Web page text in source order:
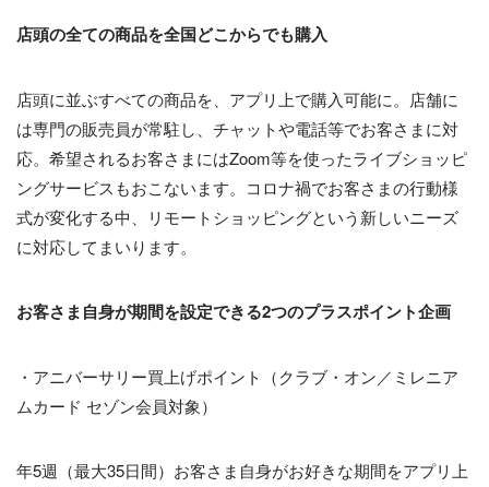
店頭の全ての商品を全国どこからでも購入
店頭に並ぶすべての商品を、アプリ上で購入可能に。店舗に
は専門の販売員が常駐し、チャットや電話等でお客さまに対
応。希望されるお客さまにはZoom等を使ったライブショッピ
ングサービスもおこないます。コロナ禍でお客さまの行動様
式が変化する中、リモートショッピングという新しいニーズ
に対応してまいります。
お客さま自身が期間を設定できる2つのプラスポイント企画
・アニバーサリー買上げポイント（クラブ・オン／ミレニア
ムカード セゾン会員対象）
年5週（最大35日間）お客さま自身がお好きな期間をアプリ上